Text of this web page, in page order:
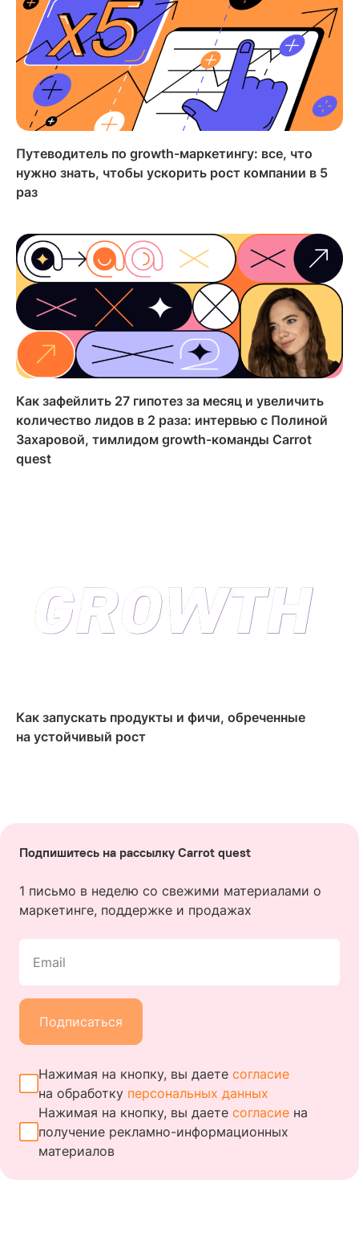
Путеводитель по growth-маркетингу: все, что
нужно знать, чтобы ускорить рост компании в 5
раз
Как зафейлить 27 гипотез за месяц и увеличить
количество лидов в 2 раза: интервью с Полиной
Захаровой, тимлидом growth-команды Carrot
quest
Как запускать продукты и фичи, обреченные
на устойчивый рост
Подпишитесь на рассылку Carrot quest
1 письмо в неделю со свежими материалами о
маркетинге, поддержке и продажах
Email
Подписаться
Нажимая на кнопку, вы даете согласие
на обработку персональных данных
Нажимая на кнопку, вы даете согласие на
получение рекламно-информационных
материалов